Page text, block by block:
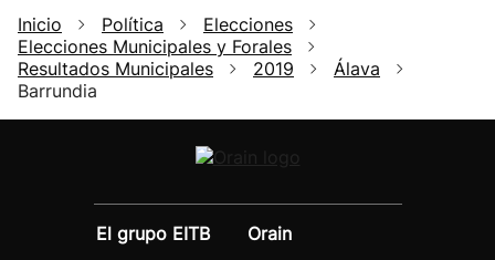
Inicio Política
Elecciones
Elecciones Municipales y Forales
Resultados Municipales
2019
Álava
Barrundia
El grupo EITB
Orain